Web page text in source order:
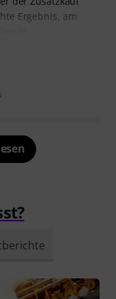
Ergebnis, am